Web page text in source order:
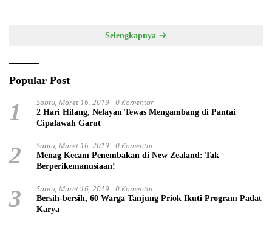
Selengkapnya
Popular Post
1 Sabtu, Maret 16, 2019 0 Komentar
2 Hari Hilang, Nelayan Tewas Mengambang di Pantai
Cipalawah Garut
2 Sabtu, Maret 16, 2019 0 Komentar
Menag Kecam Penembakan di New Zealand: Tak
Berperikemanusiaan!
3 Sabtu, Maret 16, 2019 0 Komentar
Bersih-bersih, 60 Warga Tanjung Priok Ikuti Program Padat
Karya